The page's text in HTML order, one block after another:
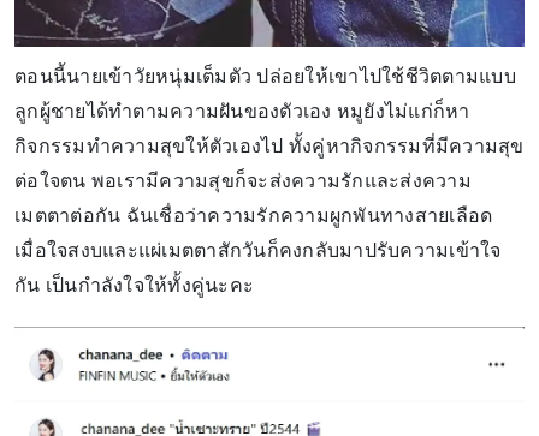
ตอนนี้นายเข้าวัยหนุ่มเต็มตัว ปล่อยให้เขาไปใช้ชีวิตตามแบบ
ลูกผู้ชายได้ทำตามความฝันของตัวเอง หมูยังไม่แก่ก็หา
กิจกรรมทำความสุขให้ตัวเองไป ทั้งคู่หากิจกรรมที่มีความสุข
ต่อใจตน พอเรามีความสุขก็จะส่งความรักและส่งความ
เมตตาต่อกัน ฉันเชื่อว่าความรักความผูกพันทางสายเลือด
เมื่อใจสงบและแผ่เมตตาสักวันก็คงกลับมาปรับความเข้าใจ
กัน เป็นกำลังใจให้ทั้งคู่นะคะ